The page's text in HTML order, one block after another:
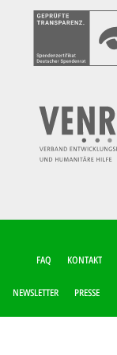
FUSSZEILEN-M
ENÜ
FAQ KONTAKT
NEWSLETTER PRESSE